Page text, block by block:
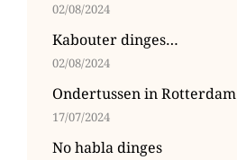
02/08/2024
Kabouter dinges…
02/08/2024
Ondertussen in Rotterdam
17/07/2024
No habla dinges